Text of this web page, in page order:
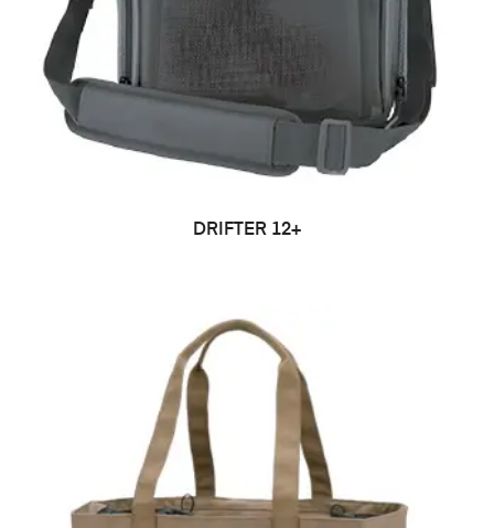
LEER MÁS
DRIFTER 12+